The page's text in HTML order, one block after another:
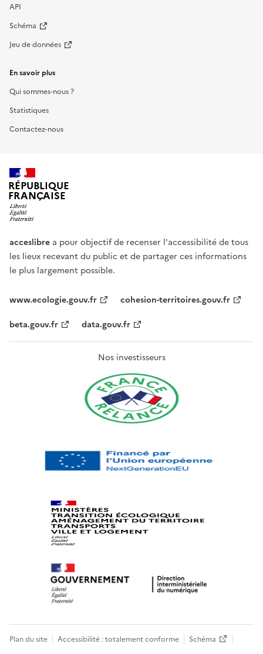
API
Schéma
Jeu de données
En savoir plus
Qui sommes-nous ?
Statistiques
Contactez-nous
RÉPUBLIQUE
FRANÇAISE
acceslibre a pour objectif de recenser l'accessibilité de tous
les lieux recevant du public et de partager ces informations
le plus largement possible.
www.ecologie.gouv.fr
cohesion-territoires.gouv.fr
beta.gouv.fr
data.gouv.fr
Nos investisseurs
Plan du site Accessibilité : totalement conforme Schéma